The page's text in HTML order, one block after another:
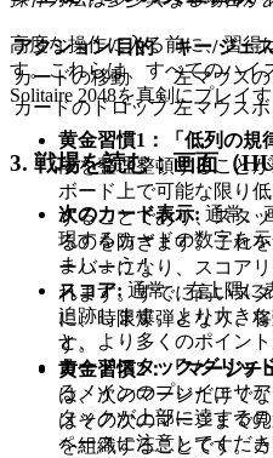
アクション/目的
キー/ジェ
カードの移動
左マウス
カードのドロップ 左マウス
3. 戦場を読む：画面（
次のカード表示: 通常、
現するカードの数字を
ましょう！
スコア: 通常、右上隅に
追跡します。より大き
と、より多くのポイント
カードスタック/グリッ
るメインのプレイエリ
タックが上部に達する
ペースに注意してくだ
高度な操作に入る前に、習得
す。これらは、すべてのハイ
Solitaire 2048を真剣にプレイ
黄金習慣1：「低列の規
段を整理整頓すること
ボード上で可能な限り
することであり、スタ
るのを防ぎます。これ
ーバーになり、スコア
れます。すでに高いス
に、時限爆弾となり、
す。
黄金習慣2：「マージチ
は、次のマージだけで
はその次のマージまで
を組織することです。